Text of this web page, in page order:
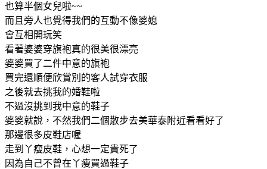
也算半個女兒啦~~
而且旁人也覺得我們的互動不像婆媳
會互相開玩笑
看著婆婆穿旗袍真的很美很漂亮
婆婆買了二件中意的旗袍
買完還順便欣賞別的客人試穿衣服
之後就去挑我的婚鞋啦
不過沒挑到我中意的鞋子
婆婆就說，不然我們二個散步去美華泰附近看看好了
那邊很多皮鞋店喔
走到丫瘦皮鞋，心想一定貴死了
因為自己不曾在丫瘦買過鞋子